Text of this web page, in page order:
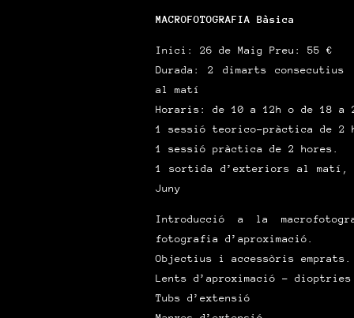
MACROFOTOGRAFIA Bàsica
Inici: 26 de Maig Preu: 55 €
Durada: 2 dimarts
al matí
Horaris: de 10 a 12h o de 18 a
1 sessió teorico-pràctica de 2
1 sessió pràctica de 2 hores.
1 sortida d’exteriors al matí,
Juny
Introducció a la
fotografia d’aproximació.
Objectius i accessòris emprats.
Lents d’aproximació – dioptries
Tubs d’extensió